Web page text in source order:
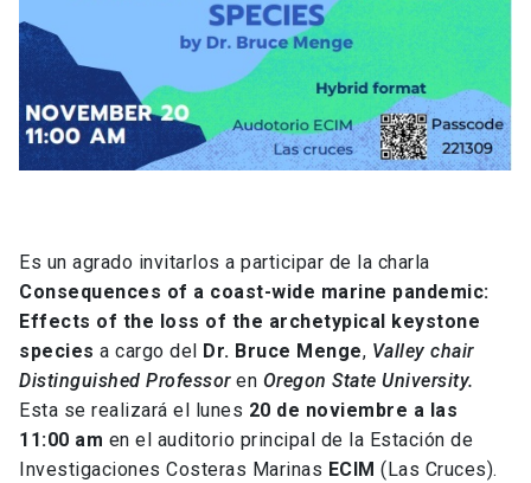
Es un agrado invitarlos a participar de la charla
Consequences of a coast-wide marine pandemic:
Effects of the loss of the archetypical keystone
species a cargo del Dr. Bruce Menge, Valley chair
Distinguished Professoren Oregon State University.
Esta se realizará el lunes 20 de noviembre a las
11:00 am en el auditorio principal de la Estación de
Investigaciones Costeras Marinas ECIM (Las Cruces).